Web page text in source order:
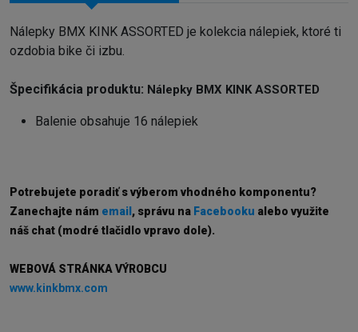
Nálepky BMX KINK ASSORTED je kolekcia nálepiek, ktoré ti
ozdobia bike či izbu.
Špecifikácia produktu: Nálepky BMX KINK ASSORTED
Balenie obsahuje 16 nálepiek
Potrebujete poradiť s výberom vhodného komponentu?
Zanechajte nám email, správu na Facebooku alebo využite
náš chat (modré tlačidlo vpravo dole).
WEBOVÁ STRÁNKA VÝROBCU
www.kinkbmx.com